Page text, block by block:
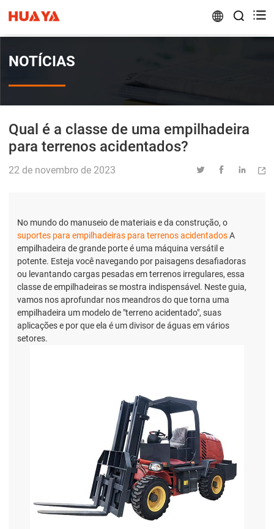
 
NOTÍCIAS
Qual é a classe de uma empilhadeira
para terrenos acidentados?
22 de novembro de 2023    
No mundo do manuseio de materiais e da construção, o
suportes para empilhadeiras para terrenos acidentadosA
empilhadeira de grande porte é uma máquina versátil e
potente. Esteja você navegando por paisagens desafiadoras
ou levantando cargas pesadas em terrenos irregulares, essa
classe de empilhadeiras se mostra indispensável. Neste guia,
vamos nos aprofundar nos meandros do que torna uma
empilhadeira um modelo de "terreno acidentado", suas
aplicações e por que ela é um divisor de águas em vários
setores.